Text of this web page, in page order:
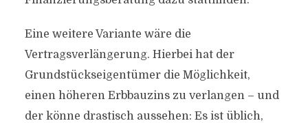
Eine weitere Variante wäre die
Vertragsverlängerung. Hierbei hat der
Grundstückseigentümer die Möglichkeit,
einen höheren Erbbauzins zu verlangen – und
der könne drastisch aussehen: Es ist üblich,